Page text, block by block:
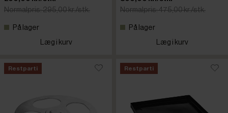
Normalpris: 295,00 kr./stk.
På lager
Læg i kurv
Normalpris: 475,00 kr./stk.
På lager
Læg i kurv
Restparti Restparti